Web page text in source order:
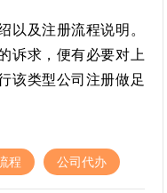
以及注册流程说明。
诉求，便有必要对上
该类型公司注册做足
程 公司代办